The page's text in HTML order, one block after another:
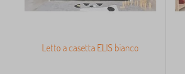
Letto a casetta ELIS bianco